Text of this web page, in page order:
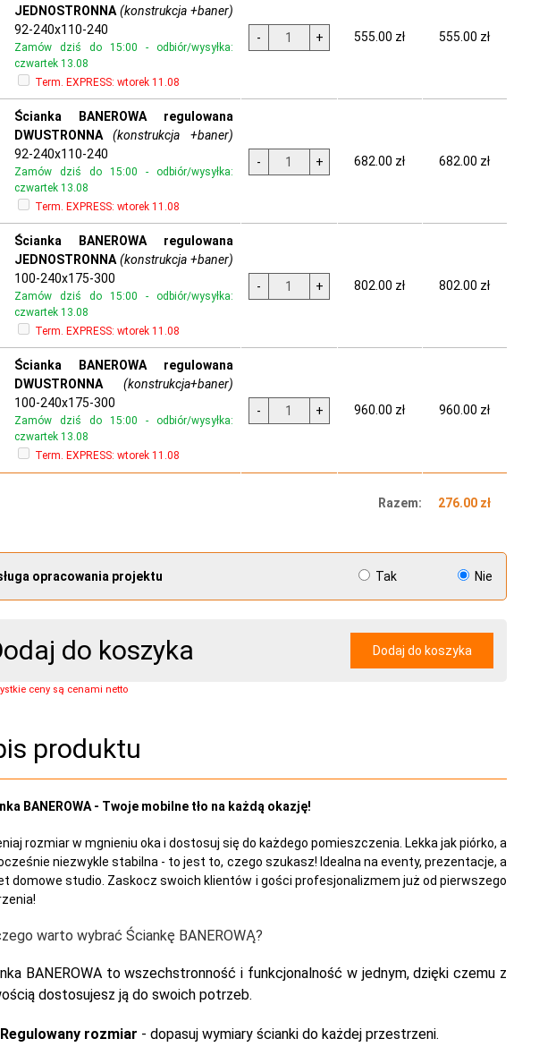
JEDNOSTRONNA (konstrukcja +baner)
92-240x110-240
Zamów dziś do 15:00 - odbiór/wysyłka:
czwartek 13.08
Term. EXPRESS: wtorek 11.08
- + 555.00 zł 555.00 zł
Ścianka BANEROWA regulowana
DWUSTRONNA
(konstrukcja +baner)
92-240x110-240
Zamów dziś do 15:00 - odbiór/wysyłka:
czwartek 13.08
Term. EXPRESS: wtorek 11.08
- + 682.00 zł 682.00 zł
Ścianka BANEROWA regulowana
JEDNOSTRONNA (konstrukcja +baner)
100-240x175-300
Zamów dziś do 15:00 - odbiór/wysyłka:
czwartek 13.08
Term. EXPRESS: wtorek 11.08
- + 802.00 zł 802.00 zł
Ścianka BANEROWA regulowana
DWUSTRONNA
(konstrukcja+baner)
100-240x175-300
Zamów dziś do 15:00 - odbiór/wysyłka:
czwartek 13.08
Term. EXPRESS: wtorek 11.08
- + 960.00 zł 960.00 zł
Razem: 276.00 zł
opracowania projektu Tak Nie
do koszyka Dodaj do koszyka
ceny są cenami netto
produktu
BANEROWA - Twoje mobilne tło na każdą okazję!
rozmiar w mgnieniu oka i dostosuj się do każdego pomieszczenia. Lekka jak piórko, a
niezwykle stabilna - to jest to, czego szukasz! Idealna na eventy, prezentacje, a
domowe studio. Zaskocz swoich klientów i gości profesjonalizmem już od pierwszego
warto wybrać Ściankę BANEROWĄ?
BANEROWA to wszechstronność i funkcjonalność w jednym, dzięki czemu z
dostosujesz ją do swoich potrzeb.
Regulowany rozmiar - dopasuj wymiary ścianki do każdej przestrzeni.